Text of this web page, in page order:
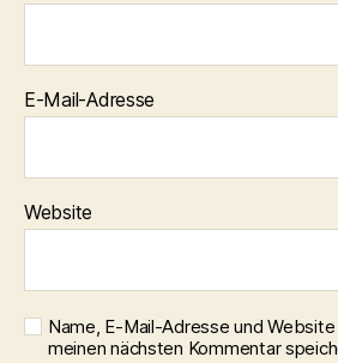
E-Mail-Adresse
Website
Name, E-Mail-Adresse und
meinen nächsten Kommentar